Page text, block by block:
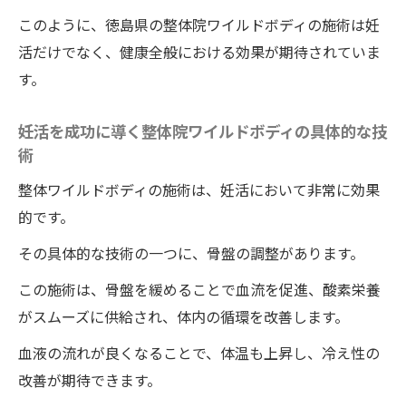
ワイルドボディにおける骨盤整体の改善的
アプローチ
ポートする理由
徳島県での整体院ワイルドボディの特徴と
妊活を支えるワイルドボディの施術メソッ
整体ワイルドボディが提供する妊娠サポー
ト
徳島県におけるワイルドボディの実績と信
頼
このように、徳島県の整体院ワイルドボディの施術は妊
活だけでなく、健康全般における効果が期待されていま
す。
妊活を成功に導く整体院ワイルドボディの具体的な技
術
整体ワイルドボディの施術は、妊活において非常に効果
的です。
その具体的な技術の一つに、骨盤の調整があります。
この施術は、骨盤を緩めることで血流を促進、酸素栄養
がスムーズに供給され、体内の循環を改善します。
血液の流れが良くなることで、体温も上昇し、冷え性の
改善が期待できます。